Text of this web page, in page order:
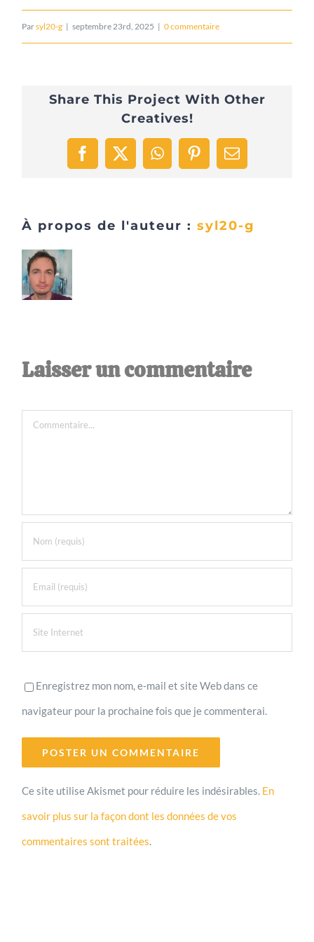
Parsyl20-g | septembre 23rd, 2025 | 0 commentaire
Share This Project With Other
Creatives!
Facebook
X WhatsAppPinterestEmail
À propos de l'auteur :syl20-g
Laisser un commentaire
Commentaire
Enregistrez mon nom, e-mail et site Web dans ce
navigateur pour la prochaine fois que je commenterai.
Ce site utilise Akismet pour réduire les indésirables. En
savoir plus sur la façon dont les données de vos
commentaires sont traitées.